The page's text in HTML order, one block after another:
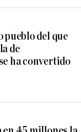
pueblo del que
de
ha convertido